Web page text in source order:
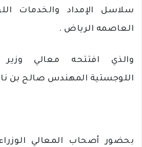
سلاسل الإمداد والخدمات
العاصمه الرياض .
والذي افتتحه معالي وزير
اللوجستية المهندس صالح بن
بحضور أصحاب المعالي